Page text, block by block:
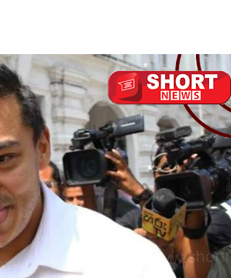
உள்நாட்டு உற்பத்தி - வசந்த சமரசிங்க!